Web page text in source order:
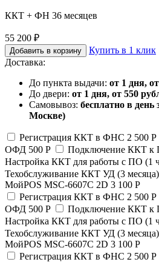
ККТ + ФН 36 месяцев
55 200 ₽
Добавить в корзину
Купить в 1 клик
Доставка:
До пункта выдачи: от 1 дня,
До двери: от 1 дня, от 550
Самовывоз: бесплатно в день
Москве)
Регистрация ККТ в ФНС 2 500 Р
ОФД 500 Р Подключение ККТ к
Настройка ККТ для работы с ПО (1
Техобслуживание ККТ УД (3 месяца)
МойPOS MSC-6607C 2D 3 100 Р
Регистрация ККТ в ФНС 2 500 Р
ОФД 500 Р Подключение ККТ к
Настройка ККТ для работы с ПО (1
Техобслуживание ККТ УД (3 месяца)
МойPOS MSC-6607C 2D 3 100 Р
Регистрация ККТ в ФНС 2 500 Р